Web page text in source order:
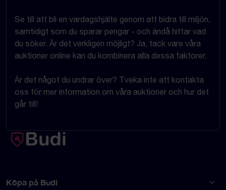
Se till att bli en vardagshjälte genom att bidra till miljön,
samtidigt som du sparar pengar - och ändå hittar vad
du söker. Är det verkligen möjligt? Ja, tack vare våra
auktioner online kan du kombinera alla dessa faktorer.
Är det något du undrar över? Tveka inte att kontakta
oss för mer information om våra auktioner och hur det
går till!
Köpa på Budi